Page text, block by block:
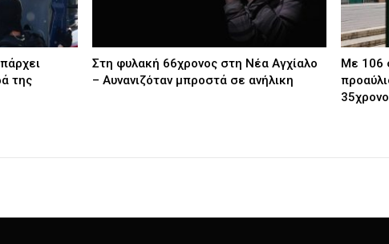
της
Στη φυλακή 66χρονος στη Νέα Αγχίαλο
– Αυνανιζόταν μπροστά σε ανήλικη
Με 106